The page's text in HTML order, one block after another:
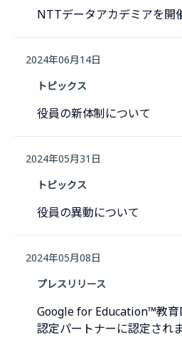
NTTデータアカデミアを開
2024年06月14日
トピックス
役員の新体制について
2024年05月31日
トピックス
役員の異動について
2024年05月08日
プレスリリース
Google for Education™教育
認定パートナーに認定され